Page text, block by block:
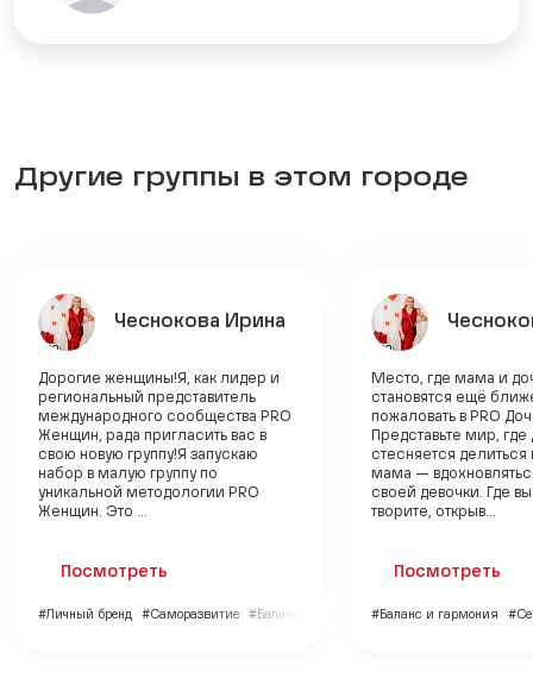
Другие группы в этом городе
Чеснокова Ирина
Дорогие женщины!Я, как лидер и
региональный представитель
международного сообщества PRO
Женщин, рада пригласить вас в
свою новую группу!Я запускаю
набор в малую группу по
уникальной методологии PRO
Женщин. Это ...
Посмотреть
#Личный бренд #Саморазвитие #Баланс и гармония
Место, где мама и
становятся ещё
пожаловать в PRO
Представьте мир, где
стесняется
мама —
своей девочки. Где
творите, открыв...
Посмотреть
#Баланс и гармония